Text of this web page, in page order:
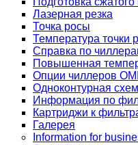
Лазерная резка
Точка росы
Температура точки
Справка по
Повышенная
Опции чиллеров
Одноконтурная
Информация по
Картриджи к
Галерея
Information for